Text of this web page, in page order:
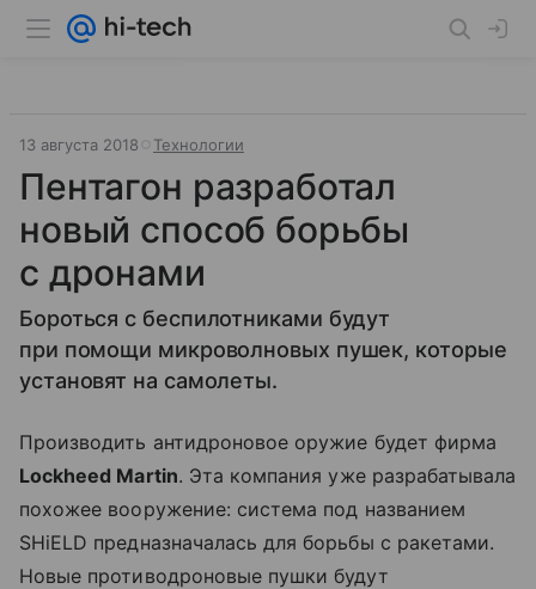
13 августа 2018 Технологии
Пентагон разработал
новый способ борьбы
с дронами
Бороться с беспилотниками будут
при помощи микроволновых пушек, которые
установят на самолеты.
Производить антидроновое оружие будет фирма
Lockheed Martin. Эта компания уже разрабатывала
похожее вооружение: система под названием
SHiELD предназначалась для борьбы с ракетами.
Новые противодроновые пушки будут